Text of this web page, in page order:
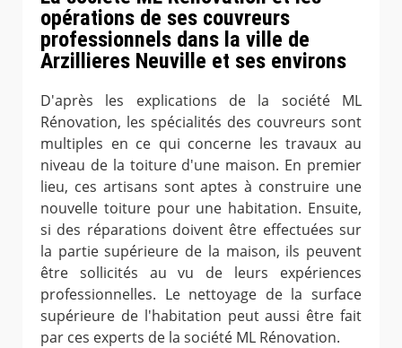
opérations de ses couvreurs
professionnels dans la ville de
Arzillieres Neuville et ses environs
D'après les explications de la société ML
Rénovation, les spécialités des couvreurs sont
multiples en ce qui concerne les travaux au
niveau de la toiture d'une maison. En premier
lieu, ces artisans sont aptes à construire une
nouvelle toiture pour une habitation. Ensuite,
si des réparations doivent être effectuées sur
la partie supérieure de la maison, ils peuvent
être sollicités au vu de leurs expériences
professionnelles. Le nettoyage de la surface
supérieure de l'habitation peut aussi être fait
par ces experts de la société ML Rénovation.